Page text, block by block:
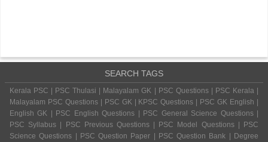
SEARCH TAGS
Kerala PSC | PSC Thulasi | Malayalam GK | PSC Questions | PSC Kerala |
Malayalam PSC Questions | PSC GK | KPSC Questions | PSC GK English |
English GK | PSC English Questions | PSC General Science Questions |
PSC Syllabus | PSC Previous Questions | PSC Model Questions | PSC
Science Questions | PSC Question Paper | PSC Question Bank | Degree